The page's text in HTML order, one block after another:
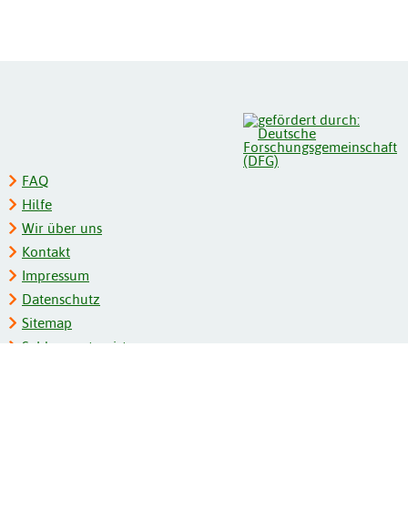
FAQ
Hilfe
Wir über uns
Kontakt
Impressum
Datenschutz
Sitemap
Schlagwortregister